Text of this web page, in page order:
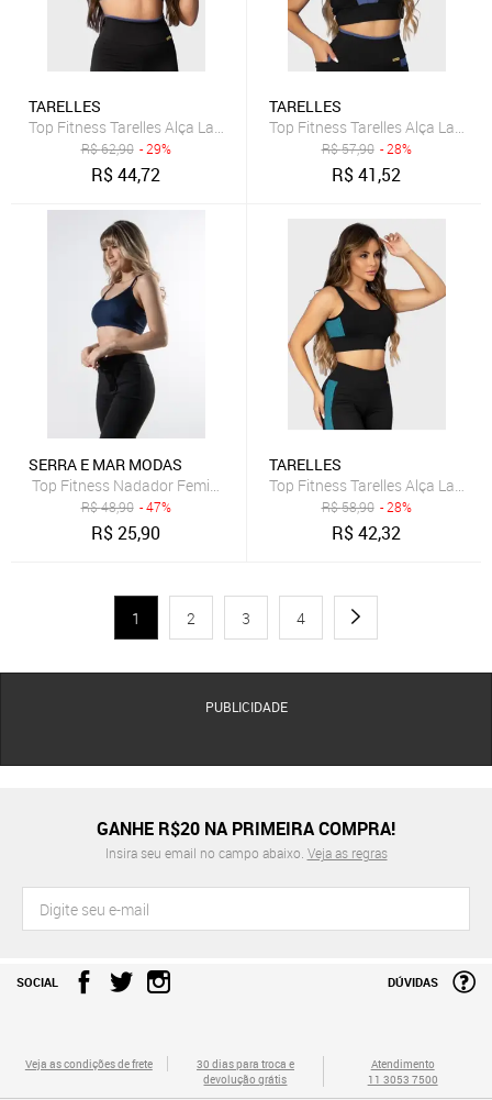
TARELLES
Top Fitness Tarelles Alça Larga Forrado Preto e Azul
R$62,90 - 29%
R$44,72
TARELLES
Top Fitness Tarelles Alça Larga
R$57,90 - 28%
R$41,52
SERRA E MAR MODAS
Top Fitness Nadador Feminino Alça Fina Academia Marinho
R$48,90 - 47%
R$25,90
TARELLES
Top Fitness Tarelles Alça Larga
R$58,90 - 28%
R$42,32
1 2 3 4
PUBLICIDADE
GANHE R$20 NA PRIMEIRA COMPRA!
Insira seu email no campo abaixo. Veja as regras
SOCIAL DÚVIDAS
Veja as condições de frete
30 dias para troca e
devolução grátis
Atendimento
11 3053 7500